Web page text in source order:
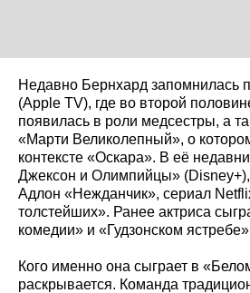
Недавно Бернхард запомнилась
(Apple TV), где во второй
появилась в роли медсестры, а
«Марти Великолепный», о
контексте «Оскара». В её
Джексон и Олимпийцы»
Адлон «Нежданчик», сериал
толстейших». Ранее актриса
комедии» и «Гудзонском
Кого именно она сыграет в
раскрывается. Команда